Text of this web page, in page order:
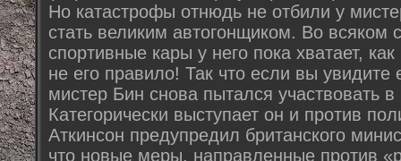
Но катастрофы отнюдь не отбили у
стать великим автогонщиком. Во всяком
спортивные кары у него пока хватает,
не его правило! Так что если вы увидите
мистер Бин снова пытался участвовать
Категорически выступает он и против
Аткинсон предупредил британского
что новые меры, направленные против